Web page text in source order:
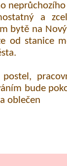
a
bytě na
od stanice
bude
oblečen